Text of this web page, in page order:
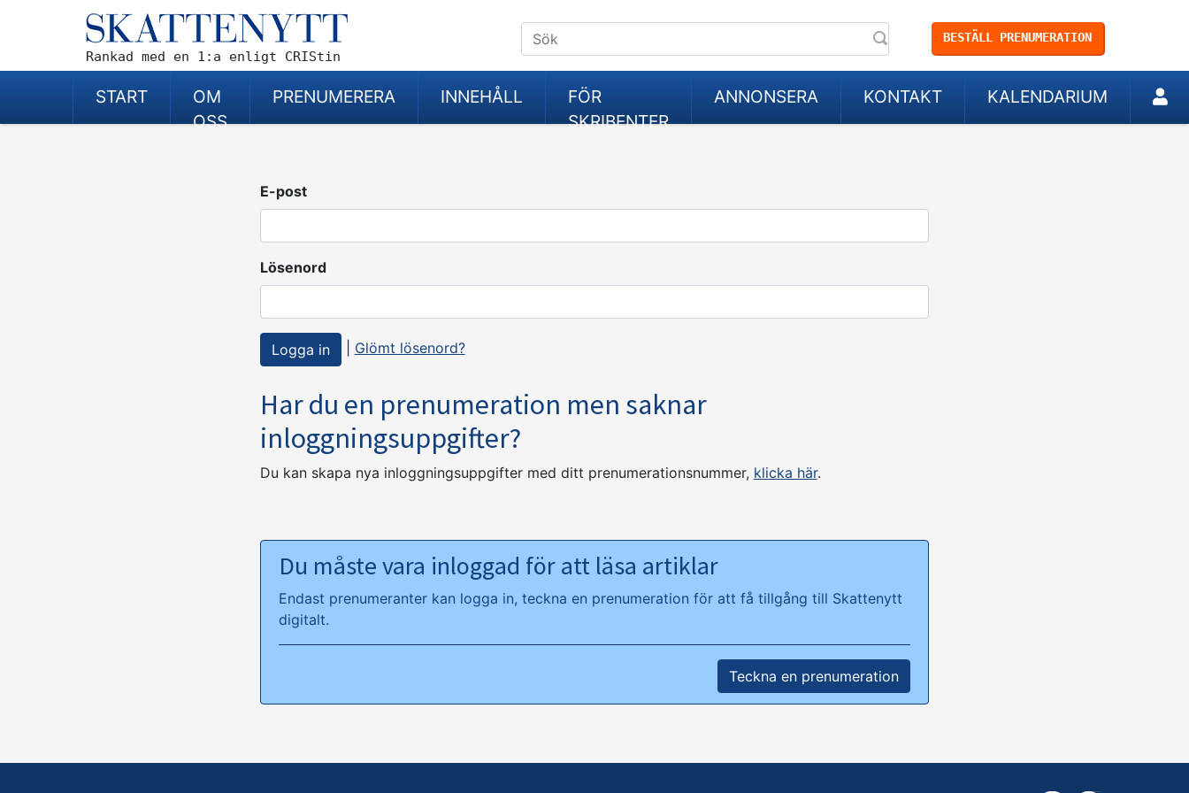
Rankad med en 1:a enligt CRIStin
BESTÄLL PRENUMERATION
START
OM
OSS
PRENUMERERA INNEHÅLL
FÖR
SKRIBENTER
ANNONSERA KONTAKT KALENDARIUM
E-post
Lösenord
Glömt lösenord?
Har du en prenumeration men saknar
inloggningsuppgifter?
Du kan skapa nya inloggningsuppgifter med ditt prenumerationsnummer, klicka här.
Du måste vara inloggad för att läsa artiklar
Endast prenumeranter kan logga in, teckna en prenumeration för att få tillgång till Skattenytt
digitalt.
Teckna en prenumeration